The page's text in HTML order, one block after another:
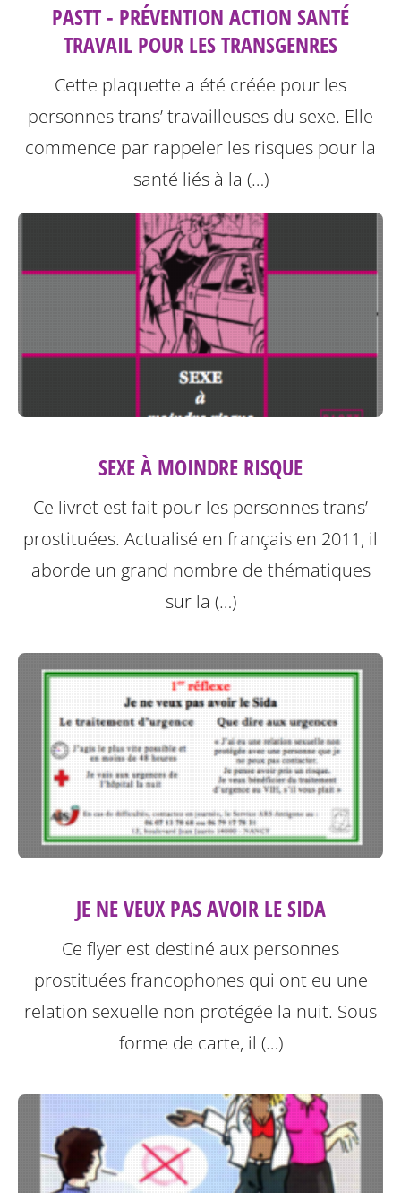
PASTT - PRÉVENTION ACTION SANTÉ
TRAVAIL POUR LES TRANSGENRES
Cette plaquette a été créée pour les
personnes trans’ travailleuses du sexe. Elle
commence par rappeler les risques pour la
santé liés à la (…)
SEXE À MOINDRE RISQUE
Ce livret est fait pour les personnes trans’
prostituées. Actualisé en français en 2011, il
aborde un grand nombre de thématiques
sur la (…)
JE NE VEUX PAS AVOIR LE SIDA
Ce flyer est destiné aux personnes
prostituées francophones qui ont eu une
relation sexuelle non protégée la nuit. Sous
forme de carte, il (…)